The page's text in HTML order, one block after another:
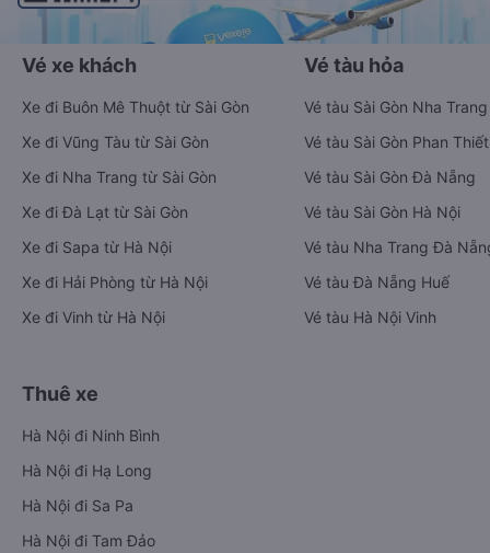
Vé xe khách
Xe đi Buôn Mê Thuột từ Sài Gòn
Xe đi Vũng Tàu từ Sài Gòn
Xe đi Nha Trang từ Sài Gòn
Xe đi Đà Lạt từ Sài Gòn
Xe đi Sapa từ Hà Nội
Xe đi Hải Phòng từ Hà Nội
Xe đi Vinh từ Hà Nội
Vé tàu hỏa
Vé tàu Sài Gòn Nha Trang
Vé tàu Sài Gòn Phan Thiết
Vé tàu Sài Gòn Đà Nẵng
Vé tàu Sài Gòn Hà Nội
Vé tàu Nha Trang Đà
Vé tàu Đà Nẵng Huế
Vé tàu Hà Nội Vinh
Thuê xe
Hà Nội đi Ninh Bình
Hà Nội đi Hạ Long
Hà Nội đi Sa Pa
Hà Nội đi Tam Đảo